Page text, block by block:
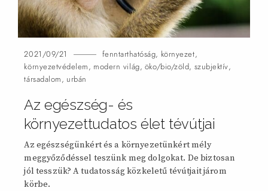
2021/09/21 fenntarthatóság, környezet,
környezetvédelem, modern világ, öko/bio/zöld, szubjektív,
társadalom, urbán
Az egészség- és
környezettudatos élet tévútjai
Az egészségünkért és a környezetünkért mély
meggyőződéssel teszünk meg dolgokat. De biztosan
jól tesszük? A tudatosság közkeletű tévútjait járom
körbe.